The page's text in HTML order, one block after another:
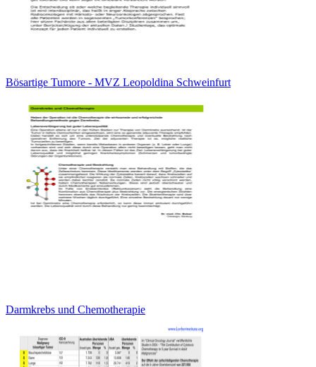
Bösartige Tumore - MVZ Leopoldina Schweinfurt
Darmkrebs und Chemotherapie